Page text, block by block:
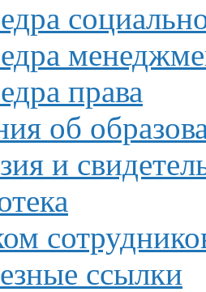
права
об
и
ссылки